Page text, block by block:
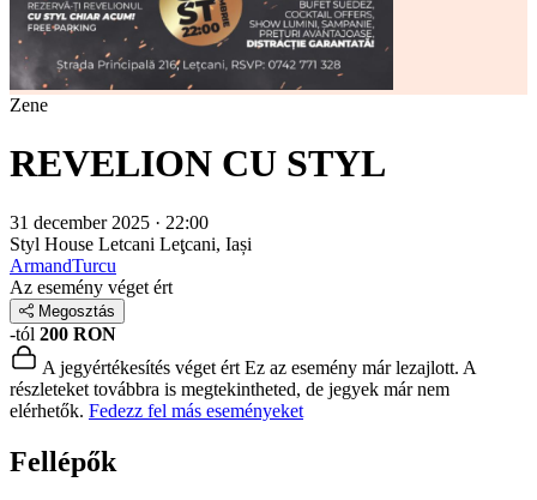
Zene
REVELION CU STYL
31 december 2025 · 22:00
Styl House Letcani Leţcani, Iași
ArmandTurcu
Az esemény véget ért
Megosztás
-tól 200 RON
A jegyértékesítés véget ért Ez az esemény már lezajlott. A
részleteket továbbra is megtekintheted, de jegyek már nem
elérhetők. Fedezz fel más eseményeket
Fellépők